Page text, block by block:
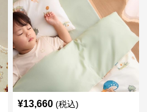
¥13,660 (税込)